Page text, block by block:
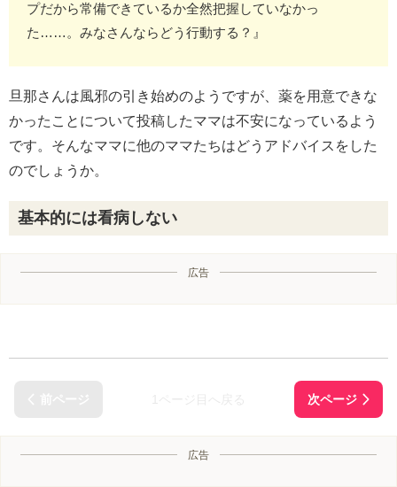
プだから常備できているか全然把握していなかっ
た……。みなさんならどう行動する？』
旦那さんは風邪の引き始めのようですが、薬を用意できな
かったことについて投稿したママは不安になっているよう
です。そんなママに他のママたちはどうアドバイスをした
のでしょうか。
基本的には看病しない
広告
広告